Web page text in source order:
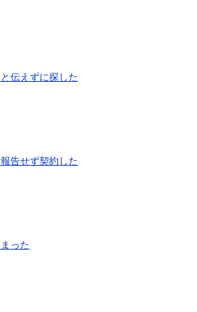
伝えずに探した
告せず契約した
った